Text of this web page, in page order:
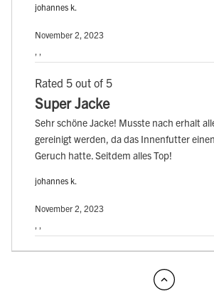
johannes k.
November 2, 2023
Rated 5 out of 5
Super Jacke
Sehr schöne Jacke! Musste nach erhalt
gereinigt werden, da das Innenfutter
Geruch hatte. Seitdem alles Top!
johannes k.
November 2, 2023